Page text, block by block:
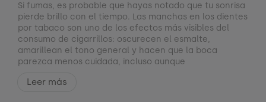
Si fumas, es probable que hayas notado que tu sonrisa
pierde brillo con el tiempo. Las manchas en los dientes
por tabaco son uno de los efectos más visibles del
consumo de cigarrillos: oscurecen el esmalte,
amarillean el tono general y hacen que la boca
parezca menos cuidada, incluso aunque
Leer más